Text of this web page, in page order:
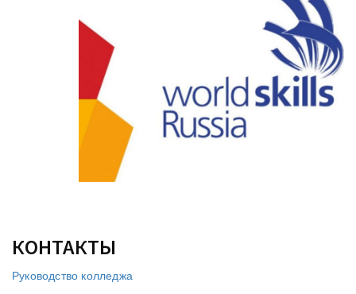
КОНТАКТЫ
Руководство колледжа